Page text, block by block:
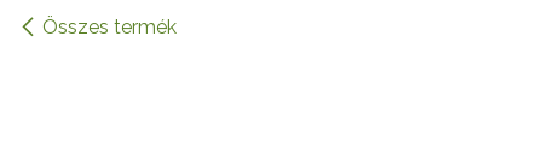
Összes termék